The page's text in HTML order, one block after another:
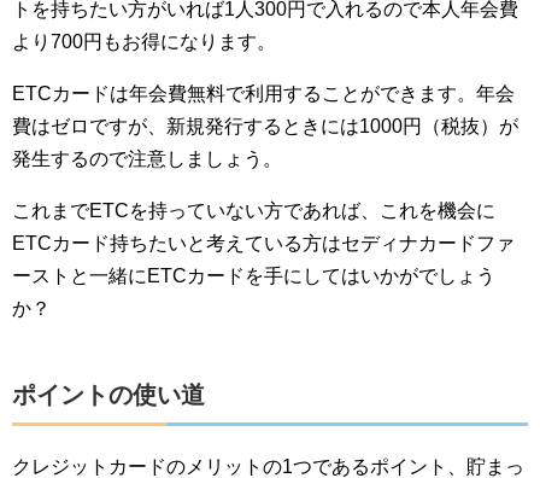
トを持ちたい方がいれば1人300円で入れるので本人年会費
より700円もお得になります。
ETCカードは年会費無料で利用することができます。年会
費はゼロですが、新規発行するときには1000円（税抜）が
発生するので注意しましょう。
これまでETCを持っていない方であれば、これを機会に
ETCカード持ちたいと考えている方はセディナカードファ
ーストと一緒にETCカードを手にしてはいかがでしょう
か？
ポイントの使い道
クレジットカードのメリットの1つであるポイント、貯まっ